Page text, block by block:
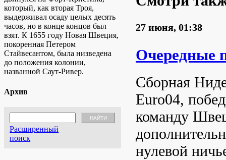
который, как вторая Троя,
выдерживал осаду целых десять
часов, но в конце концов был
взят. К 1655 году Новая Швеция,
покоренная Петером
Стайвесантом, была низведена
до положения колонии,
названной Саут-Ривер.
Архив
Расширенный
поиск
27 июня, 01:38
Очередные
Сборная
Euro04,
команду
нулевой